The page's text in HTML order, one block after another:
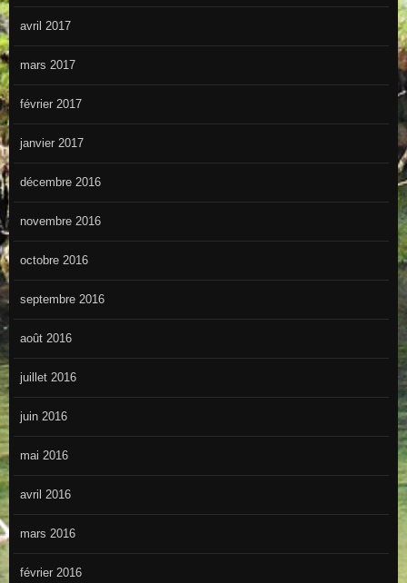
avril 2017
mars 2017
février 2017
janvier 2017
décembre 2016
novembre 2016
octobre 2016
septembre 2016
août 2016
juillet 2016
juin 2016
mai 2016
avril 2016
mars 2016
février 2016